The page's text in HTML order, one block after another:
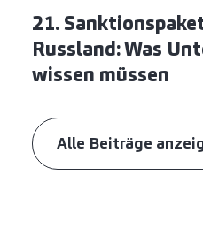
21.
Russland: Was
wissen müssen
Alle Beiträge